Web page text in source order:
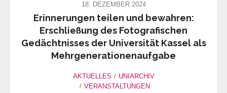
18. DEZEMBER 2024
Erinnerungen teilen und bewahren:
Erschließung des Fotografischen
Gedächtnisses der Universität Kassel als
Mehrgenerationenaufgabe
AKTUELLES
UNIARCHIV
VERANSTALTUNGEN